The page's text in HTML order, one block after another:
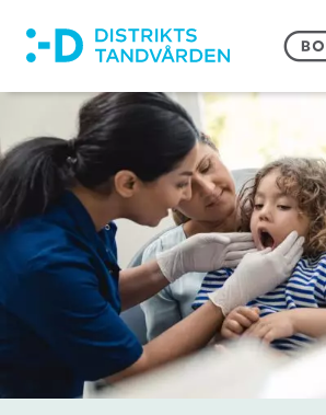
Våra behandlingar
Frågor och svar
Priser och erbjudanden
Om Distriktstandvården
Kontakta oss